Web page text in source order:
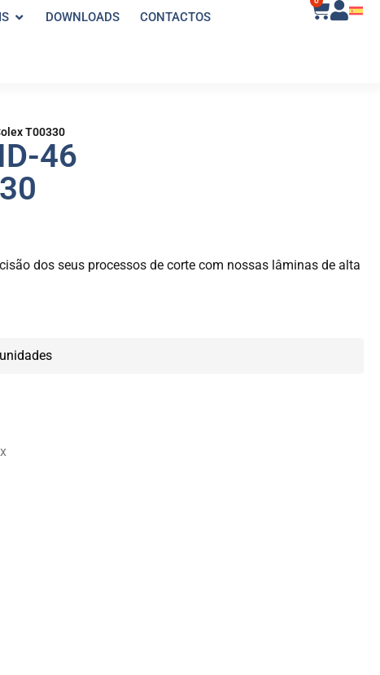
DOWNLOADS CONTACTOS
T00330
46
dos seus processos de corte com nossas lâminas de alta